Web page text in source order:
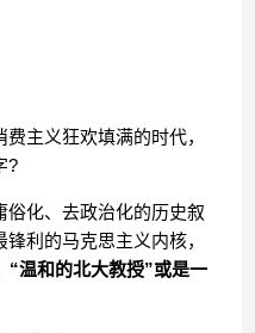
主义狂欢填满的时代，
?
化、去政治化的历史叙
利的马克思主义内核，
“温和的北大教授”或是一